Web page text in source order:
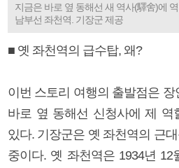
지금은 바로 옆 동해선 새 역사(驛舍)에
남부선 좌천역. 기장군 제공
■ 옛 좌천역의 급수탑, 왜?
이번 스토리 여행의 출발점은
바로 옆 동해선 신청사에 제 역
있다. 기장군은 옛 좌천역의 근
중이다. 옛 좌천역은 1934년